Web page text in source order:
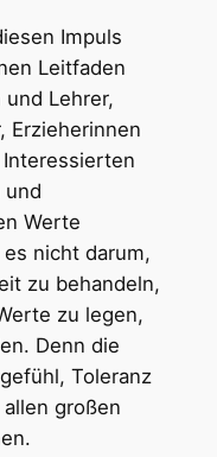
Impuls
Leitfaden
Lehrer,
Erzieherinnen
Interessierten
und
Werte
nicht darum,
zu behandeln,
zu legen,
Denn die
Toleranz
großen